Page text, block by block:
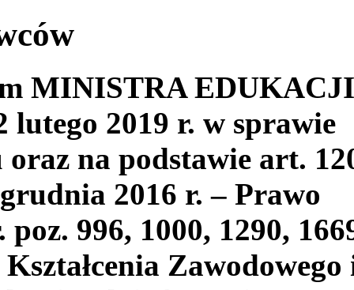
MINISTRA EDUKACJI
2019 r. w sprawie
na podstawie art.
2016 r. – Prawo
996, 1000, 1290,
Zawodowego